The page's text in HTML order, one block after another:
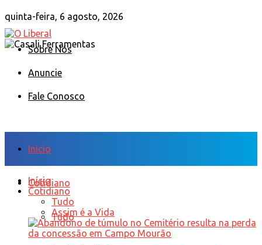
quinta-feira, 6 agosto, 2026
Sobre Nós
Anuncie
Fale Conosco
Início
Cotidiano
Tudo
Início
Cotidiano
Tudo
Assim é a Vida